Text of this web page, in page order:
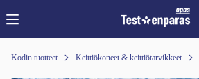
Kodin tuotteet Keittiökoneet & keittiötarvikkeet